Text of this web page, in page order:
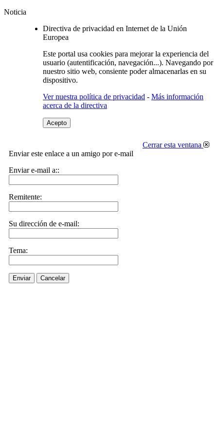
Noticia
Directiva de privacidad en Internet de la Unión
Europea
Este portal usa cookies para mejorar la experiencia del
usuario (autentificación, navegación...). Navegando por
nuestro sitio web, consiente poder almacenarlas en su
dispositivo.
Ver nuestra política de privacidad - Más información
acerca de la directiva
Acepto
Cerrar esta ventana
Enviar este enlace a un amigo por e-mail
Enviar e-mail a::
Remitente:
Su dirección de e-mail:
Tema:
Enviar Cancelar